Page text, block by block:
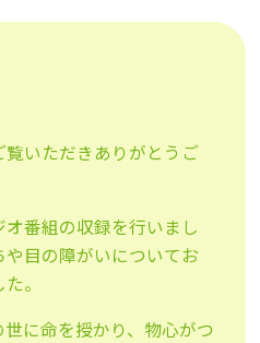
いただきありがとうご
番組の収録を行いまし
目の障がいについてお
。
に命を授かり、物心がつ